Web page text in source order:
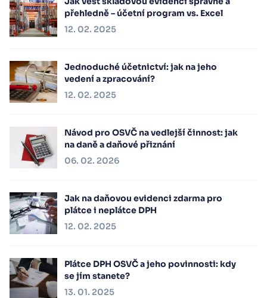
přehledně – účetní program vs. Excel
12. 02. 2025
Jednoduché účetnictví: jak na jeho
vedení a zpracování?
12. 02. 2025
Návod pro OSVČ na vedlejší činnost: jak
na daně a daňové přiznání
06. 02. 2026
Jak na daňovou evidenci zdarma pro
plátce i neplátce DPH
12. 02. 2025
Plátce DPH OSVČ a jeho povinnosti: kdy
se jím stanete?
13. 01. 2025